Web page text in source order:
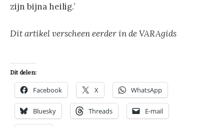
zijn bijna heilig.’
Dit artikel verscheen eerder in de VARAgids
Dit delen:
Facebook X WhatsApp
Bluesky Threads E-mail